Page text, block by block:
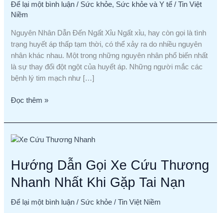
Để lại một bình luận / Sức khỏe, Sức khỏe và Y tế /Tin Việt
Niềm
Nguyên Nhân Dẫn Đến Ngất Xỉu Ngất xỉu, hay còn gọi là tình
trạng huyết áp thấp tạm thời, có thể xảy ra do nhiều nguyên
nhân khác nhau. Một trong những nguyên nhân phổ biến nhất
là sự thay đổi đột ngột của huyết áp. Những người mắc các
bệnh lý tim mạch như […]
Thân
Ngất
Xỉu
Đọc thêm »
Hướng Dẫn Gọi Xe Cứu Thương
Nhanh Nhất Khi Gặp Tai Nạn
Để lại một bình luận / Sức khỏe /Tin Việt Niềm
Hướng
Gọi
Cứu
Nhanh